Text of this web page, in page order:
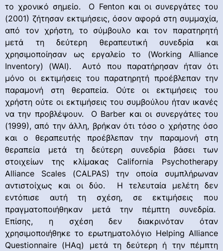
το χρονικό σημείο. Ο Fenton και οι συνεργάτες του
(2001) ζήτησαν εκτιμήσεις, όσον αφορά στη συμμαχία,
από τον χρήστη, το σύμβουλο και τον παρατηρητή
μετά τη δεύτερη θεραπευτική συνεδρία και
χρησιμοποίησαν ως εργαλείο το (Working Alliance
Inventory) (WAI). Αυτό που παρατήρησαν ήταν ότι
μόνο οι εκτιμήσεις του παρατηρητή προέβλεπαν την
παραμονή στη θεραπεία. Ούτε οι εκτιμήσεις του
χρήστη ούτε οι εκτιμήσεις του συμβούλου ήταν ικανές
να την προβλέψουν. Ο Barber και οι συνεργάτες του
(1999), από την άλλη, βρήκαν ότι τόσο ο χρήστης όσο
και ο θεραπευτής προέβλεπαν την παραμονή στη
θεραπεία μετά τη δεύτερη συνεδρία βάσει των
στοιχείων της κλίμακας California Psychotherapy
Alliance Scales (CALPAS) την οποία συμπλήρωναν
αντιστοίχως και οι δύο. Η τελευταία μελέτη δεν
εντόπισε αυτή τη σχέση, σε εκτιμήσεις που
πραγματοποιήθηκαν μετά την πέμπτη συνεδρία.
Επίσης, η σχέση δεν διακρινόταν όταν
χρησιμοποιήθηκε το ερωτηματολόγιο Helping Alliance
Questionnaire (HAq) μετά τη δεύτερη ή την πέμπτη